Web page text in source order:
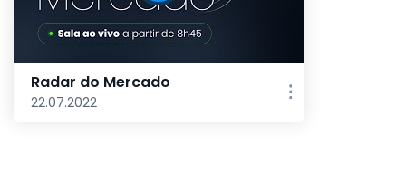
Radar do Mercado
22.07.2022